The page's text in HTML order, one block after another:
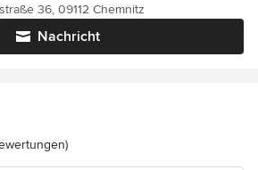
Nachricht
36, 09112 Chemnitz
5 von 5 Sternen